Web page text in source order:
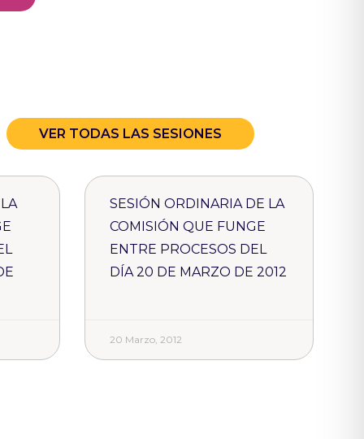
VER TODAS LAS SESIONES
SESIÓN ORDINARIA DE LA
COMISIÓN QUE FUNGE
ENTRE PROCESOS DEL
DÍA 20 DE MARZO DE 2012
20 Marzo, 2012